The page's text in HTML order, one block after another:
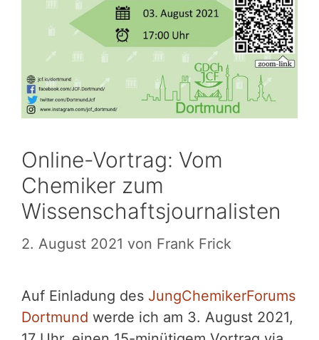
Online-Vortrag: Vom
Chemiker zum
Wissenschaftsjournalisten
2. August 2021 von Frank Frick
Auf Einladung des JungChemikerForums
Dortmund werde ich am 3. August 2021,